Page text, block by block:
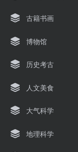
古籍书画
博物馆
历史考古
人文美食
大气科学
地理科学